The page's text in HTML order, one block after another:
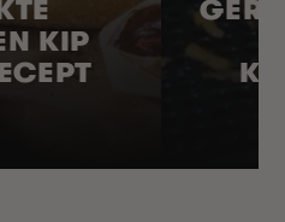
KIP